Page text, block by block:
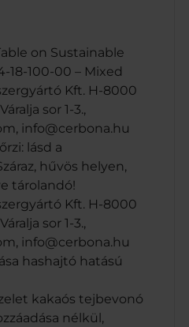
on Sustainable
18-100-00 – Mixed
Kft. H-8000
sor 1-3.,
info@cerbona.hu
lásd a
hűvös helyen,
tárolandó!
Kft. H-8000
sor 1-3.,
info@cerbona.hu
hashajtó hatású
kakaós tejbevonó
nélkül,